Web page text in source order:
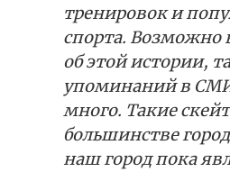
тренировок и
спорта.
об этой истории,
упоминаний в
много. Такие
большинстве
наш город пока